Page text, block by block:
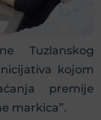
Tuzlanskog
kojom
premije
markica”.